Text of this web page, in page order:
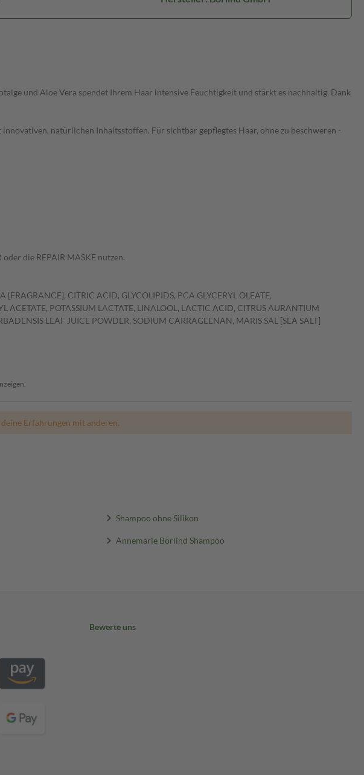
und Aloe Vera spendet Ihrem Haar intensive Feuchtigkeit und stärkt es nachhaltig. Dank
natürlichen Inhaltsstoffen. Für sichtbar gepflegtes Haar, ohne zu beschweren -
die REPAIR MASKE nutzen.
CITRIC ACID, GLYCOLIPIDS, PCA GLYCERYL OLEATE,
ACETATE, POTASSIUM LACTATE, LINALOOL, LACTIC ACID, CITRUS AURANTIUM
LEAF JUICE POWDER, SODIUM CARRAGEENAN, MARIS SAL [SEA SALT]
Erfahrungen mit anderen.
Shampoo ohne Silikon
Annemarie Börlind Shampoo
Bewerte uns